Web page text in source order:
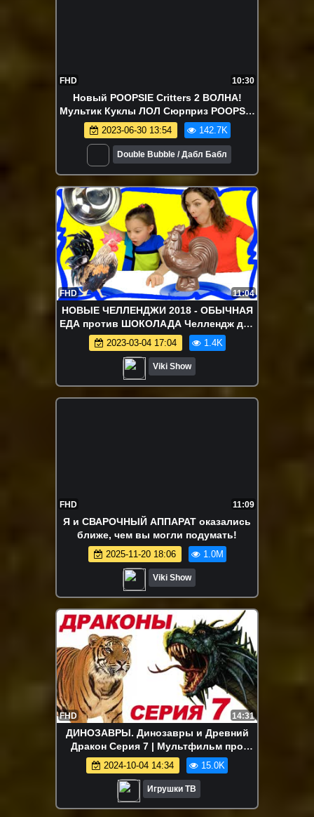
FHD 10:30
Новый POOPSIE Critters 2 ВОЛНА!
Мультик Куклы ЛОЛ Сюрприз POOPSIE
RAINBOW SURPRISE DOLL
2023-06-30 13:54 142.7K
Double Bubble / Дабл Бабл
FHD 11:04
НОВЫЕ ЧЕЛЛЕНДЖИ 2018 - ОБЫЧНАЯ
ЕДА против ШОКОЛАДА Челлендж для
детей Шоколадная Coca Cola vs
Настоящая / Вики Шоу
2023-03-04 17:04 1.4K
Viki Show
FHD 11:09
Я и СВАРОЧНЫЙ АППАРАТ оказались
ближе, чем вы могли подумать!
2025-11-20 18:06 1.0M
Viki Show
FHD 14:31
ДИНОЗАВРЫ. Динозавры и Древний
Дракон Серия 7 | Мультфильм про
динозавров на русском | Игрушки ТВ
2024-10-04 14:34 15.0K
Игрушки ТВ